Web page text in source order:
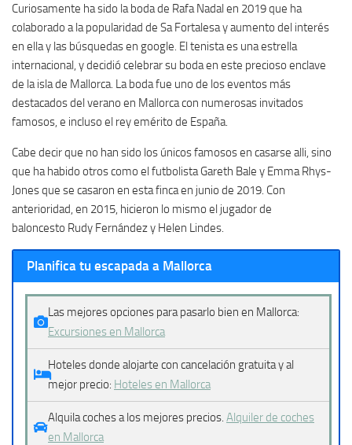
Curiosamente ha sido la boda de Rafa Nadal en 2019 que ha
colaborado a la popularidad de Sa Fortalesa y aumento del interés
en ella y las búsquedas en google. El tenista es una estrella
internacional, y decidió celebrar su boda en este precioso enclave
de la isla de Mallorca. La boda fue uno de los eventos más
destacados del verano en Mallorca con numerosas invitados
famosos, e incluso el rey emérito de España.
Cabe decir que no han sido los únicos famosos en casarse alli, sino
que ha habido otros como el futbolista Gareth Bale y Emma Rhys-
Jones que se casaron en esta finca en junio de 2019. Con
anterioridad, en 2015, hicieron lo mismo el jugador de
baloncesto Rudy Fernández y Helen Lindes.
Planifica tu escapada a Mallorca
Las mejores opciones para pasarlo bien en Mallorca:
Excursiones en Mallorca
Hoteles donde alojarte con cancelación gratuita y al
mejor precio: Hoteles en Mallorca
Alquila coches a los mejores precios. Alquiler de coches
en Mallorca